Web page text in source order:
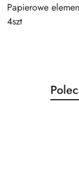
Papierowe
4szt
Pomiń
o